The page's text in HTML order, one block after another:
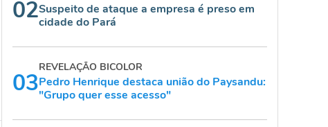
02Suspeito de ataque a empresa é preso em
cidade do Pará
03
REVELAÇÃO BICOLOR
Pedro Henrique destaca união do Paysandu:
"Grupo quer esse acesso"